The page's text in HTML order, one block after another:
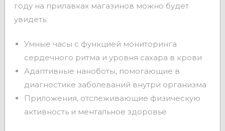
году на прилавках магазинов можно будет
увидеть:
Умные часы с функцией мониторинга
сердечного ритма и уровня сахара в крови
Адаптивные наноботы, помогающие в
диагностике заболеваний внутри организма
Приложения, отслеживающие физическую
активность и ментальное здоровье